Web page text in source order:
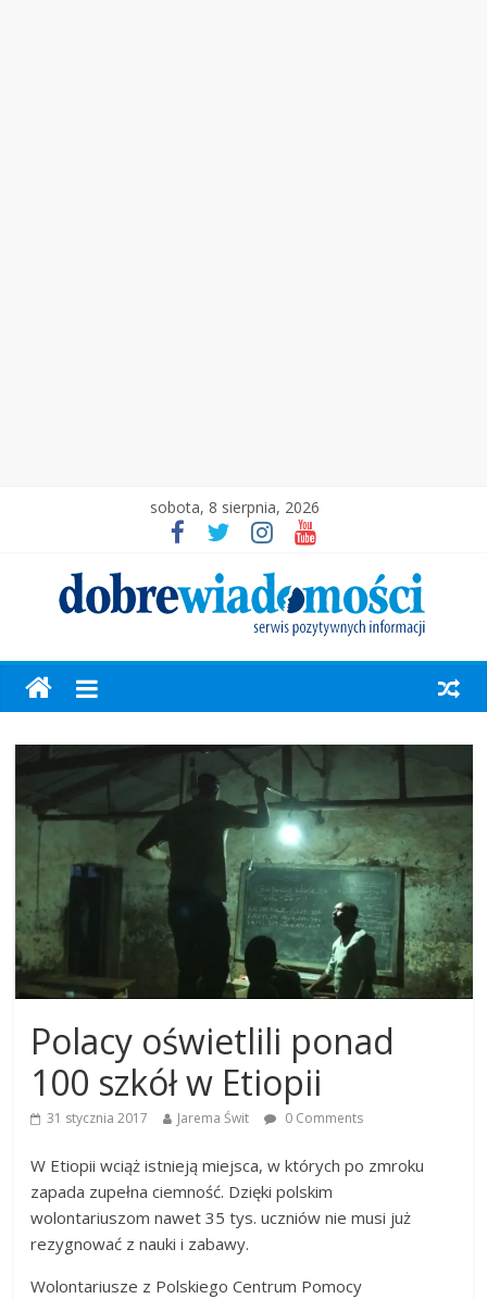
sobota, 8 sierpnia, 2026
Polacy oświetlili ponad
100 szkół w Etiopii
31 stycznia 2017 Jarema Świt 0 Comments
W Etiopii wciąż istnieją miejsca, w których po zmroku
zapada zupełna ciemność. Dzięki polskim
wolontariuszom nawet 35 tys. uczniów nie musi już
rezygnować z nauki i zabawy.
Wolontariusze z Polskiego Centrum Pomocy